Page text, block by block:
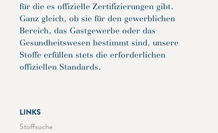
für die es offizielle Zertifizierungen gibt.
Ganz gleich, ob sie für den gewerblichen
Bereich, das Gastgewerbe oder das
Gesundheitswesen bestimmt sind, unsere
Stoffe erfüllen stets die erforderlichen
offiziellen Standards.
LINKS
Stoffsuche